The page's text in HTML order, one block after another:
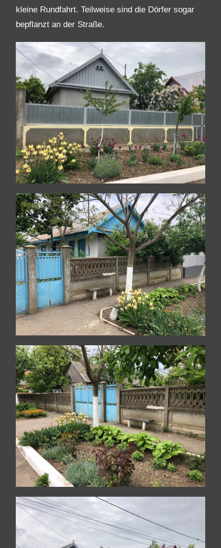
kleine Rundfahrt. Teilweise sind die Dörfer sogar
bepflanzt an der Straße.